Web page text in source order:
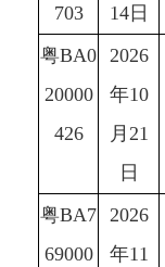
703
14日
粤BA0
20000
426
2026
年10
月21
日
粤BA7
69000
2026
年11